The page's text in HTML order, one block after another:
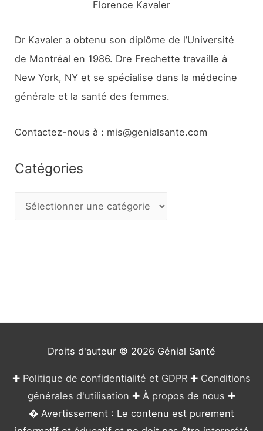
Florence Kavaler
Dr Kavaler a obtenu son diplôme de l’Université
de Montréal en 1986. Dre Frechette travaille à
New York, NY et se spécialise dans la médecine
générale et la santé des femmes.
Contactez-nous à : mis@genialsante.com
Catégories
Droits d'auteur © 2026 Génial Santé
✚ Politique de confidentialité et GDPR ✚ Conditions
générales d'utilisation ✚ À propos de nous ✚
� Avertissement : Le contenu est purement